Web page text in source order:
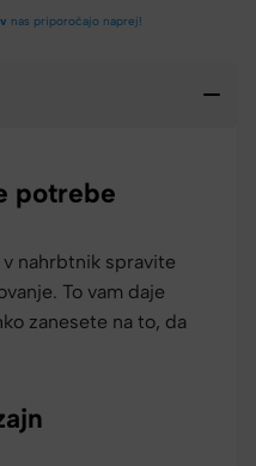
nas priporočajo naprej!
potrebe
nahrbtnik spravite
To vam daje
zanesete na to, da